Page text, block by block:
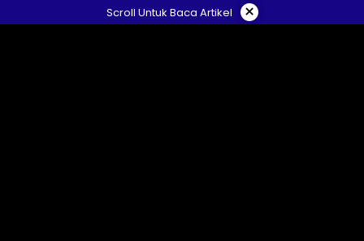
ke
Scroll Untuk Baca Artikel ×